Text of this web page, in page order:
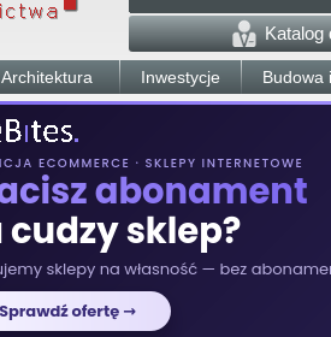
Katalog
Architektura Inwestycje Budowa